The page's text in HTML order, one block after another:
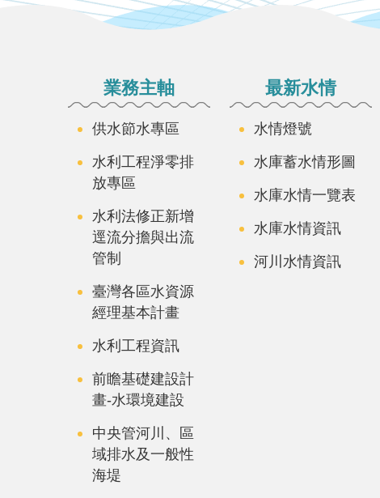
業務主軸
供水節水專區
水利工程淨零排
放專區
水利法修正新增
逕流分擔與出流
管制
臺灣各區水資源
經理基本計畫
水利工程資訊
前瞻基礎建設計
畫-水環境建設
中央管河川、區
域排水及一般性
海堤
最新水情
水情燈號
水庫蓄水情形圖
水庫水情一覽表
水庫水情資訊
河川水情資訊